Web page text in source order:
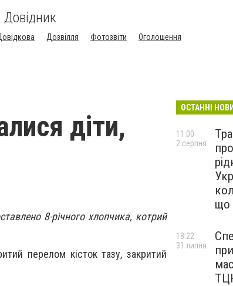
Довідник
Дозвілля Фотозвіти
Оголошення
діти,
8-річного хлопчика, котрий
перелом кісток тазу, закритий
ОСТАННІ
що
11:00
2 серпня
18:22
31 липня